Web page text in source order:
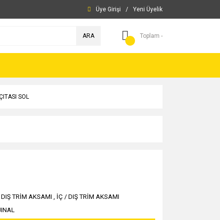
Üye Girişi / Yeni Üyelik
ARA Toplam -
SOL
TRİM AKSAMI , İÇ / DIŞ TRİM AKSAMI